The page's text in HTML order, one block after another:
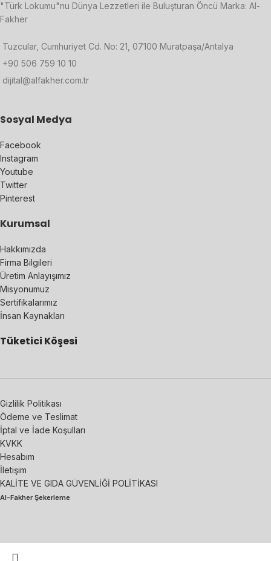
"Türk Lokumu"nu Dünya Lezzetleri ile Buluşturan Öncü Marka: Al-
Fakher
Tuzcular, Cumhuriyet Cd. No: 21, 07100 Muratpaşa/Antalya
+90 506 759 10 10
dijital@alfakher.com.tr
Sosyal Medya
Facebook
Instagram
Youtube
Twitter
Pinterest
Kurumsal
Hakkımızda
Firma Bilgileri
Üretim Anlayışımız
Misyonumuz
Sertifikalarımız
İnsan Kaynakları
Tüketici Köşesi
Gizlilik Politikası
Ödeme ve Teslimat
İptal ve İade Koşulları
KVKK
Hesabım
İletişim
KALİTE VE GIDA GÜVENLİĞİ POLİTİKASI
Al-Fakher Şekerleme